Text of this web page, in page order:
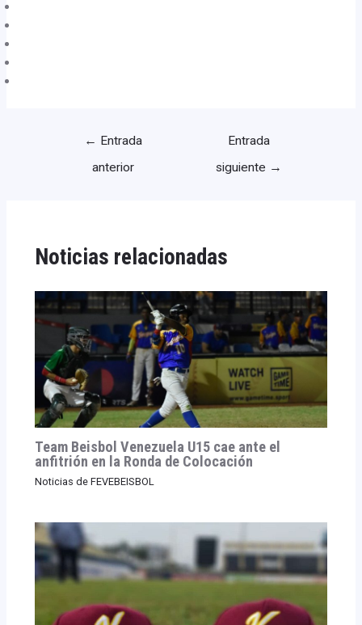
← Entrada
anterior
Entrada
siguiente →
Noticias relacionadas
Team Beisbol Venezuela U15 cae ante el
anfitrión en la Ronda de Colocación
Noticias de FEVEBEISBOL